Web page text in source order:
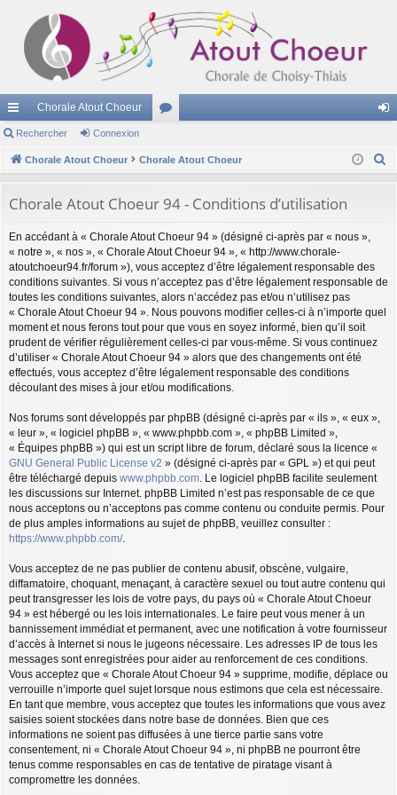
cc
ès
pi
de
Chorale Atout Choeur
u
s
ne
Rechercher Connexion
Chorale Atout Choeur Chorale Atout Choeur
Chorale Atout Choeur 94 - Conditions d’utilisation
En accédant à « Chorale Atout Choeur 94 » (désigné ci-après par « nous »,
« notre », « nos », « Chorale Atout Choeur 94 », « http://www.chorale-
atoutchoeur94.fr/forum »), vous acceptez d’être légalement responsable des
conditions suivantes. Si vous n’acceptez pas d’être légalement responsable de
toutes les conditions suivantes, alors n’accédez pas et/ou n’utilisez pas
« Chorale Atout Choeur 94 ». Nous pouvons modifier celles-ci à n’importe quel
moment et nous ferons tout pour que vous en soyez informé, bien qu’il soit
prudent de vérifier régulièrement celles-ci par vous-même. Si vous continuez
d’utiliser « Chorale Atout Choeur 94 » alors que des changements ont été
effectués, vous acceptez d’être légalement responsable des conditions
découlant des mises à jour et/ou modifications.
Nos forums sont développés par phpBB (désigné ci-après par « ils », « eux »,
« leur », « logiciel phpBB », « www.phpbb.com », « phpBB Limited »,
« Équipes phpBB ») qui est un script libre de forum, déclaré sous la licence «
GNU General Public License v2 » (désigné ci-après par « GPL ») et qui peut
être téléchargé depuis www.phpbb.com. Le logiciel phpBB facilite seulement
les discussions sur Internet. phpBB Limited n’est pas responsable de ce que
nous acceptons ou n’acceptons pas comme contenu ou conduite permis. Pour
de plus amples informations au sujet de phpBB, veuillez consulter :
https://www.phpbb.com/.
Vous acceptez de ne pas publier de contenu abusif, obscène, vulgaire,
diffamatoire, choquant, menaçant, à caractère sexuel ou tout autre contenu qui
peut transgresser les lois de votre pays, du pays où « Chorale Atout Choeur
94 » est hébergé ou les lois internationales. Le faire peut vous mener à un
bannissement immédiat et permanent, avec une notification à votre fournisseur
d’accès à Internet si nous le jugeons nécessaire. Les adresses IP de tous les
messages sont enregistrées pour aider au renforcement de ces conditions.
Vous acceptez que « Chorale Atout Choeur 94 » supprime, modifie, déplace ou
verrouille n’importe quel sujet lorsque nous estimons que cela est nécessaire.
En tant que membre, vous acceptez que toutes les informations que vous avez
saisies soient stockées dans notre base de données. Bien que ces
informations ne soient pas diffusées à une tierce partie sans votre
consentement, ni « Chorale Atout Choeur 94 », ni phpBB ne pourront être
tenus comme responsables en cas de tentative de piratage visant à
compromettre les données.